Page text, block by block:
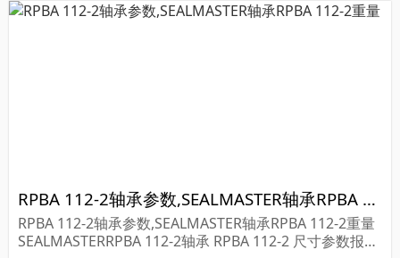
RPBA 112-2轴承参数,SEALMASTER轴承RPBA 112-2重量
RPBA 112-2轴承参数,SEALMASTER轴承RPBA 112-2重量
SEALMASTERRPBA 112-2轴承 RPBA 112-2 尺寸参数报价,